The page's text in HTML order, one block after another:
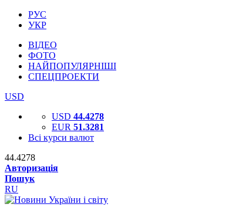
РУС
УКР
ВІДЕО
ФОТО
НАЙПОПУЛЯРНІШІ
СПЕЦПРОЕКТИ
USD
USD 44.4278
EUR 51.3281
Всі курси валют
44.4278
Авторизація
Пошук
RU